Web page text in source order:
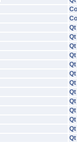
Qt
Qt
Qt
Qt
Qt
Qt
Qt
Qt
Qt
Qt
Qt
Qt
Qt